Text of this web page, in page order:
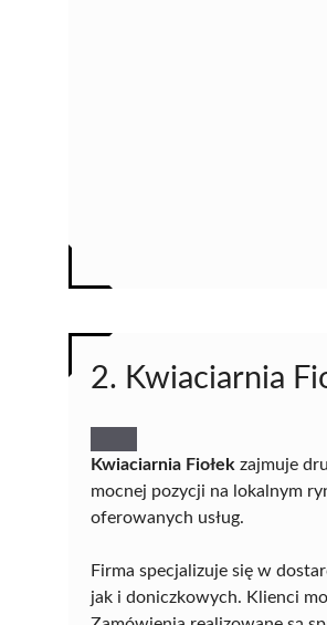
2. Kwiaciarnia
Kwiaciarnia Fiołek zajmuje
mocnej pozycji na lokalnym
oferowanych usług.
Firma specjalizuje się w
jak i doniczkowych. Klienci